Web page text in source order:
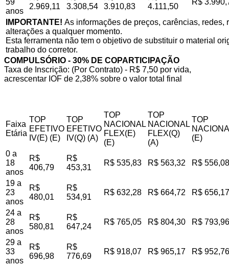
59
anos
2.969,11
3.308,54
3.910,83
4.111,50
R$
IMPORTANTE! As informações de preços, carências,
alterações a qualquer momento.
Esta ferramenta não tem o objetivo de substituir o material
trabalho do corretor.
COMPULSÓRIO - 30% DE COPARTICIPAÇÃO
Taxa de Inscrição: (Por Contrato) - R$ 7,50 por vida,
acrescentar IOF de 2,38% sobre o valor total final
Faixa
Etária
TOP
EFETIVO
IV(E) (E)
TOP
EFETIVO
IV(Q) (A)
TOP
NACIONAL
FLEX(E)
(E)
TOP
NACIONAL
FLEX(Q)
(A)
TOP
(E)
0 a
18
anos
R$
406,79
R$
453,31
R$ 535,83 R$ 563,32 R$ 556,08
19 a
23
anos
R$
480,01
R$
534,91
R$ 632,28 R$ 664,72 R$ 656,17
24 a
28
anos
R$
580,81
R$
647,24
R$ 765,05 R$ 804,30 R$ 793,96
29 a
33
anos
R$
696,98
R$
776,69
R$ 918,07 R$ 965,17 R$ 952,76